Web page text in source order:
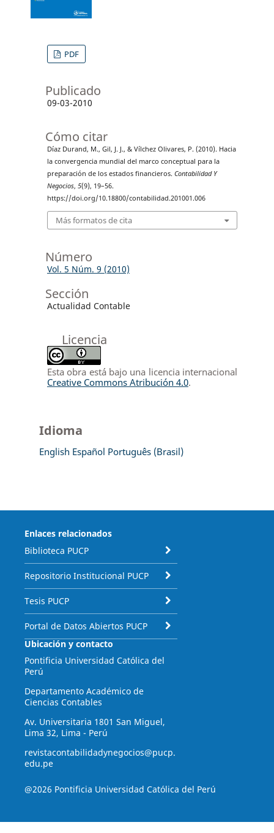
PDF
Publicado
09-03-2010
Cómo citar
Díaz Durand, M., Gil, J. J., & Vílchez Olivares, P. (2010). Hacia
la convergencia mundial del marco conceptual para la
preparación de los estados financieros. Contabilidad Y
Negocios, 5(9), 19–56.
https://doi.org/10.18800/contabilidad.201001.006
Más formatos de cita
Número
Vol. 5 Núm. 9 (2010)
Sección
Actualidad Contable
Licencia
Esta obra está bajo una licencia internacional
Creative Commons Atribución 4.0.
Idioma
English Español Português (Brasil)
Enlaces relacionados
Biblioteca PUCP
Repositorio Institucional PUCP
Tesis PUCP
Portal de Datos Abiertos PUCP
Ubicación y contacto
Pontificia Universidad Católica del
Perú
Departamento Académico de
Ciencias Contables
Av. Universitaria 1801 San Miguel,
Lima 32, Lima - Perú
revistacontabilidadynegocios@pucp.
edu.pe
@2026 Pontificia Universidad Católica del Perú